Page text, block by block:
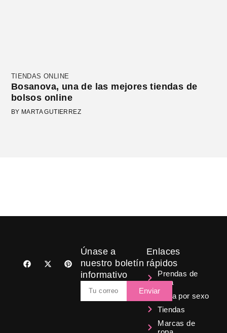
TIENDAS ONLINE
Bosanova, una de las mejores tiendas de
bolsos online
BY MARTA GUTIERREZ
F
a
X
-
P
i
Enlaces
rápidos
Prendas de
ropa
Ropa por sexo
Tiendas
Marcas de
Únase a
nuestro boletín
informativo
Enviar